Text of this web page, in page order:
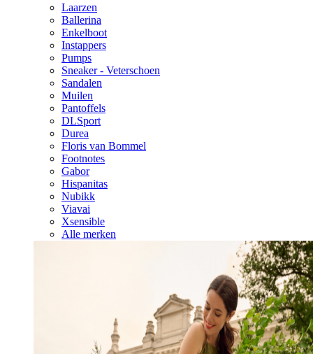
Laarzen
Ballerina
Enkelboot
Instappers
Pumps
Sneaker - Veterschoen
Sandalen
Muilen
Pantoffels
DLSport
Durea
Floris van Bommel
Footnotes
Gabor
Hispanitas
Nubikk
Viavai
Xsensible
Alle merken